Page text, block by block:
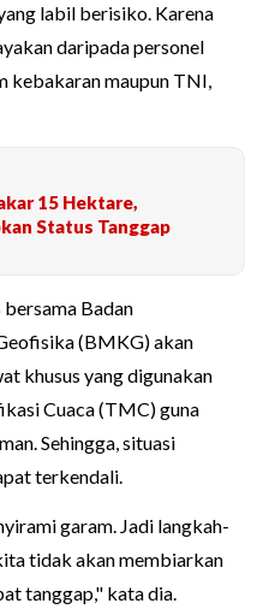
labil berisiko. Karena
daripada personel
kebakaran maupun TNI,
15 Hektare,
Status Tanggap
Badan
(BMKG) akan
khusus yang digunakan
Cuaca (TMC) guna
Sehingga, situasi
terkendali.
garam. Jadi langkah-
tidak akan membiarkan
tanggap," kata dia.